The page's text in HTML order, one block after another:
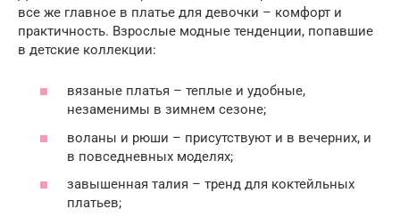
все же главное в платье для девочки – комфорт и
практичность. Взрослые модные тенденции, попавшие
в детские коллекции:
вязаные платья – теплые и удобные,
незаменимы в зимнем сезоне;
воланы и рюши – присутствуют и в вечерних, и
в повседневных моделях;
завышенная талия – тренд для коктейльных
платьев;